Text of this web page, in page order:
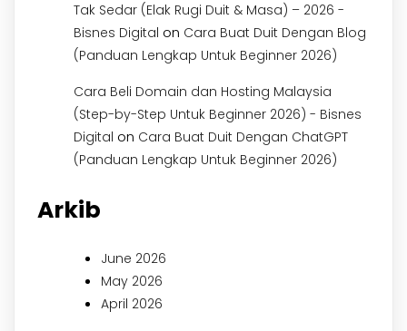
Tak Sedar (Elak Rugi Duit & Masa) – 2026 -
Bisnes Digital on Cara Buat Duit Dengan Blog
(Panduan Lengkap Untuk Beginner 2026)
Cara Beli Domain dan Hosting Malaysia
(Step-by-Step Untuk Beginner 2026) - Bisnes
Digital on Cara Buat Duit Dengan ChatGPT
(Panduan Lengkap Untuk Beginner 2026)
Arkib
June 2026
May 2026
April 2026